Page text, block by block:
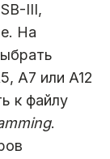
III,
На
A7 или A12
к файлу
.